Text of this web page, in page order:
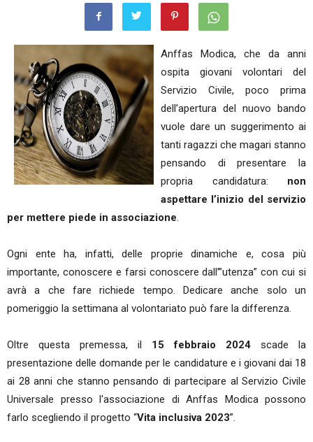
Anffas Modica, che da anni
ospita giovani volontari del
Servizio Civile, poco prima
dell’apertura del nuovo bando
vuole dare un suggerimento ai
tanti ragazzi che magari stanno
pensando di presentare la
propria candidatura: non
aspettare l’inizio del servizio
per mettere piede in associazione.
Ogni ente ha, infatti, delle proprie dinamiche e, cosa più
importante, conoscere e farsi conoscere dall’”utenza” con cui si
avrà a che fare richiede tempo. Dedicare anche solo un
pomeriggio la settimana al volontariato può fare la differenza.
Oltre questa premessa, il 15 febbraio 2024 scade la
presentazione delle domande per le candidature e i giovani dai 18
ai 28 anni che stanno pensando di partecipare al Servizio Civile
Universale presso l'associazione di Anffas Modica possono
farlo scegliendo il progetto “Vita inclusiva 2023”.